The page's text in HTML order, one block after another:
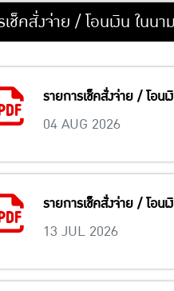
เช็คสั่งจ่าย / โอนเงิน ในน
รายการเช็คสั่งจ่าย / โอน
04 AUG 2026
รายการเช็คสั่งจ่าย / โอน
13 JUL 2026